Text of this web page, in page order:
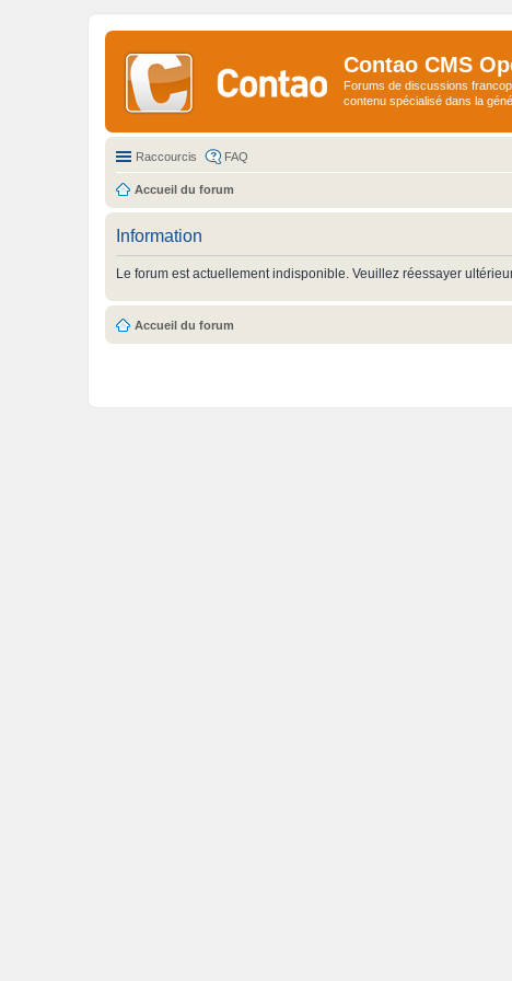
Contao CMS
Forums de discussions
contenu spécialisé dans la
Raccourcis FAQ
Accueil du forum
Information
Le forum est actuellement indisponible. Veuillez réessayer
Accueil du forum